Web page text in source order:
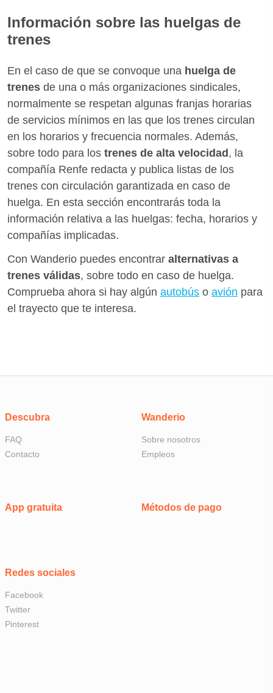
Información sobre las huelgas de
trenes
En el caso de que se convoque una huelga de
trenes de una o más organizaciones sindicales,
normalmente se respetan algunas franjas horarias
de servicios mínimos en las que los trenes circulan
en los horarios y frecuencia normales. Además,
sobre todo para los trenes de alta velocidad, la
compañía Renfe redacta y publica listas de los
trenes con circulación garantizada en caso de
huelga. En esta sección encontrarás toda la
información relativa a las huelgas: fecha, horarios y
compañías implicadas.
Con Wanderio puedes encontrar alternativas a
trenes válidas, sobre todo en caso de huelga.
Comprueba ahora si hay algún autobús o avión para
el trayecto que te interesa.
Descubra
FAQ
Contacto
Wanderio
Sobre nosotros
Empleos
App gratuita
Redes sociales
Facebook
Twitter
Pinterest
Métodos de pago